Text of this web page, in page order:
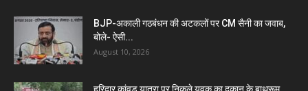
BJP-अकाली गठबंधन की अटकलों पर CM सैनी का जवाब,
बोले- ऐसी...
August 10, 2026